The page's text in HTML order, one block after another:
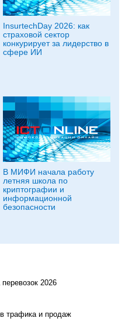
InsurtechDay 2026: как
страховой сектор
конкурирует за лидерство в
сфере ИИ
В МИФИ начала работу
летняя школа по
криптографии и
информационной
безопасности
2026
трафика и продаж